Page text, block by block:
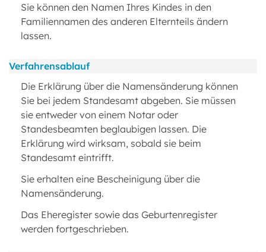
Sie können den Namen Ihres Kindes in den
Familiennamen des anderen Elternteils ändern
lassen.
Verfahrensablauf
Die Erklärung über die Namensänderung können
Sie bei jedem Standesamt abgeben. Sie müssen
sie entweder von einem Notar oder
Standesbeamten beglaubigen lassen. Die
Erklärung wird wirksam, sobald sie beim
Standesamt eintrifft.
Sie erhalten eine Bescheinigung über die
Namensänderung.
Das Eheregister sowie das Geburtenregister
werden fortgeschrieben.